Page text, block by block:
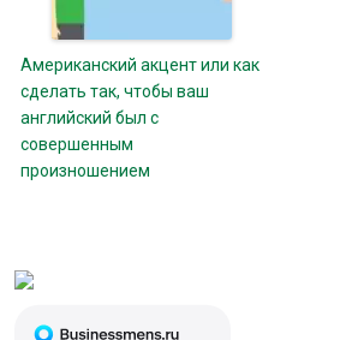
Американский акцент или как
сделать так, чтобы ваш
английский был с
совершенным
произношением